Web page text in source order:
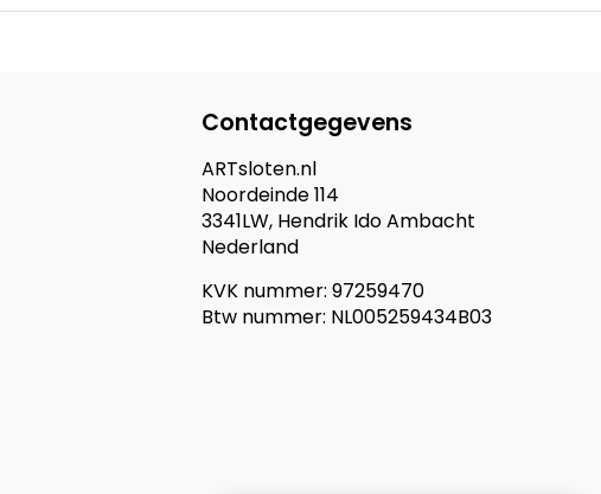
Contactgegevens
ARTsloten.nl
Noordeinde 114
3341LW, Hendrik Ido Ambacht
Nederland
KVK nummer: 97259470
Btw nummer: NL005259434B03